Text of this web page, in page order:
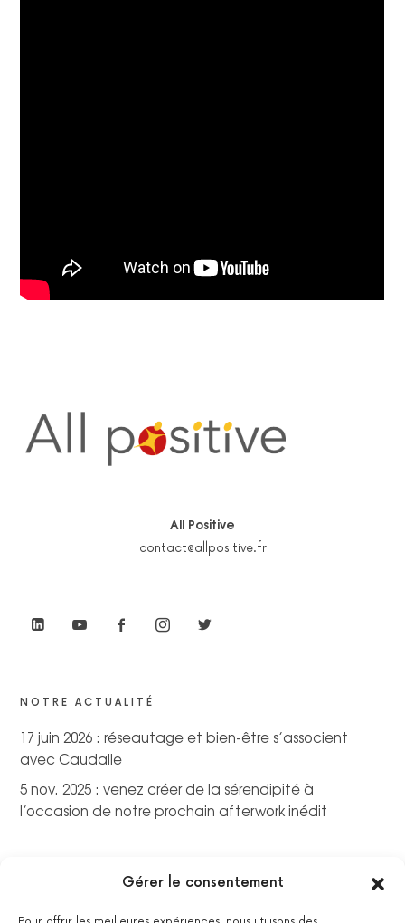
Gérer le consentement
All Positive
contact@allpositive.fr
NOTRE ACTUALITÉ
17 juin 2026 : réseautage et bien-être s’associent
avec Caudalie
5 nov. 2025 : venez créer de la sérendipité à
l’occasion de notre prochain afterwork inédit